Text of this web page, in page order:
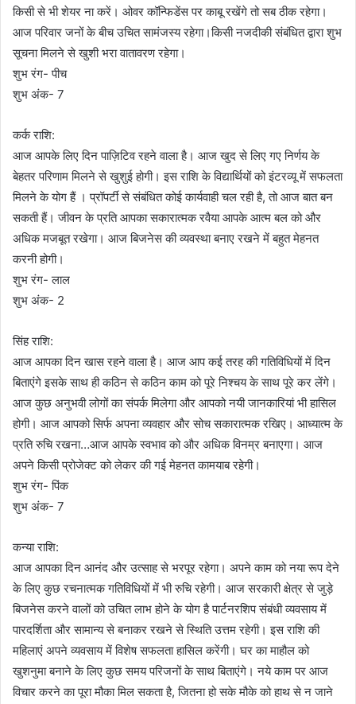
किसी से भी शेयर ना करें। ओवर कॉन्फिडेंस पर काबू रखेंगे तो सब ठीक रहेगा।
आज परिवार जनों के बीच उचित सामंजस्य रहेगा।किसी नजदीकी संबंधित द्वारा शुभ
सूचना मिलने से खुशी भरा वातावरण रहेगा।
शुभ रंग- पीच
शुभ अंक- 7
कर्क राशि:
आज आपके लिए दिन पाज़िटिव रहने वाला है। आज खुद से लिए गए निर्णय के
बेहतर परिणाम मिलने से खुशुई होगी। इस राशि के विद्यार्थियों को इंटरव्यू में सफलता
मिलने के योग हैं । प्रॉपर्टी से संबंधित कोई कार्यवाही चल रही है, तो आज बात बन
सकती हैं। जीवन के प्रति आपका सकारात्मक रवैया आपके आत्म बल को और
अधिक मजबूत रखेगा। आज बिजनेस की व्यवस्था बनाए रखने में बहुत मेहनत
करनी होगी।
शुभ रंग- लाल
शुभ अंक- 2
सिंह राशि:
आज आपका दिन खास रहने वाला है। आज आप कई तरह की गतिविधियों में दिन
बिताएंगे इसके साथ ही कठिन से कठिन काम को पूरे निश्चय के साथ पूरे कर लेंगे।
आज कुछ अनुभवी लोगों का संपर्क मिलेगा और आपको नयी जानकारियां भी हासिल
होगी। आज आपको सिर्फ अपना व्यवहार और सोच सकारात्मक रखिए। आध्यात्म के
प्रति रुचि रखना…आज आपके स्वभाव को और अधिक विनम्र बनाएगा। आज
अपने किसी प्रोजेक्ट को लेकर की गई मेहनत कामयाब रहेगी।
शुभ रंग- पिंक
शुभ अंक- 7
कन्या राशि:
आज आपका दिन आनंद और उत्साह से भरपूर रहेगा। अपने काम को नया रूप देने
के लिए कुछ रचनात्मक गतिविधियों में भी रुचि रहेगी। आज सरकारी क्षेत्र से जुड़े
बिजनेस करने वालों को उचित लाभ होने के योग है पार्टनरशिप संबंधी व्यवसाय में
पारदर्शिता और सामान्य से बनाकर रखने से स्थिति उत्तम रहेगी। इस राशि की
महिलाएं अपने व्यवसाय में विशेष सफलता हासिल करेंगी। घर का माहौल को
खुशनुमा बनाने के लिए कुछ समय परिजनों के साथ बिताएंगे। नये काम पर आज
विचार करने का पूरा मौका मिल सकता है, जितना हो सके मौके को हाथ से न जाने